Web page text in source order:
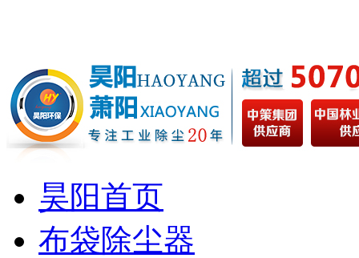
昊阳首页
布袋除尘器